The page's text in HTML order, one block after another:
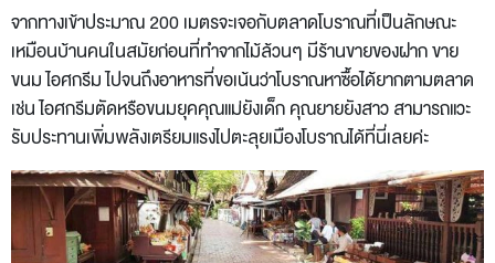
จากทางเข้าประมาณ 200 เมตรจะเจอกับตลาดโบราณที่เป็นลักษณะ
เหมือนบ้านคนในสมัยก่อนที่ทำจากไม้ล้วนๆ มีร้านขายของฝาก ขาย
ขนม ไอศกรีม ไปจนถึงอาหารที่ขอเน้นว่าโบราณหาซื้อได้ยากตามตลาด
เช่น ไอศกรีมตัดหรือขนมยุคคุณแม่ยังเด็ก คุณยายยังสาว สามารถแวะ
รับประทานเพิ่มพลังเตรียมแรงไปตะลุยเมืองโบราณได้ที่นี่เลยค่ะ